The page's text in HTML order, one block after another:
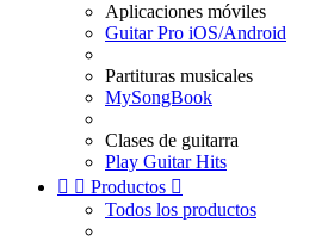
Aplicaciones móviles
Guitar Pro iOS/Android
Partituras musicales
MySongBook
Clases de guitarra
Play Guitar Hits
  Productos 
Todos los productos